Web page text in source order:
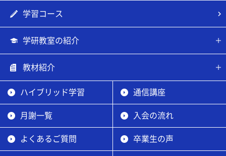
学習コース
学研教室の紹介
教材紹介
ハイブリッド学習 通信講座
月謝一覧 入会の流れ
よくあるご質問 卒業生の声